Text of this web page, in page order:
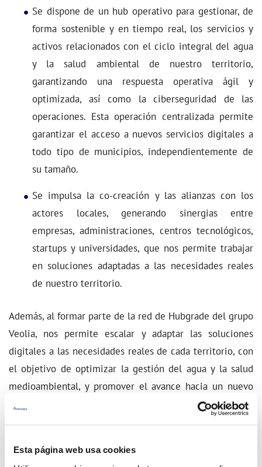
Esta página web usa cookies
Se dispone de un hub operativo para gestionar, de
forma sostenible y en tiempo real, los servicios y
activos relacionados con el ciclo integral del agua
y la salud ambiental de nuestro territorio,
garantizando una respuesta operativa ágil y
optimizada, así como la ciberseguridad de las
operaciones. Esta operación centralizada permite
garantizar el acceso a nuevos servicios digitales a
todo tipo de municipios, independientemente de
su tamaño.
Se impulsa la co-creación y las alianzas con los
actores locales, generando sinergias entre
empresas, administraciones, centros tecnológicos,
startups y universidades, que nos permite trabajar
en soluciones adaptadas a las necesidades reales
de nuestro territorio.
Además, al formar parte de la red de Hubgrade del grupo
Veolia, nos permite escalar y adaptar las soluciones
digitales a las necesidades reales de cada territorio, con
el objetivo de optimizar la gestión del agua y la salud
medioambiental, y promover el avance hacia un nuevo
modelo de ciudad inteligente, sostenible, verde y
Para más información:https://www.veolia.es/hubgrade